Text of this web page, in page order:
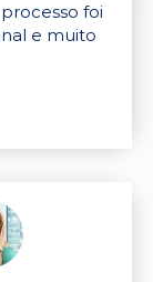
foi
e muito